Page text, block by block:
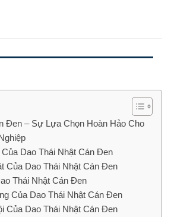
Đen – Sự Lựa Chọn Hoàn Hảo Cho
Dao Thái Nhật Cán Đen
Của Dao Thái Nhật Cán Đen
Thái Nhật Cán Đen
Của Dao Thái Nhật Cán Đen
Của Dao Thái Nhật Cán Đen